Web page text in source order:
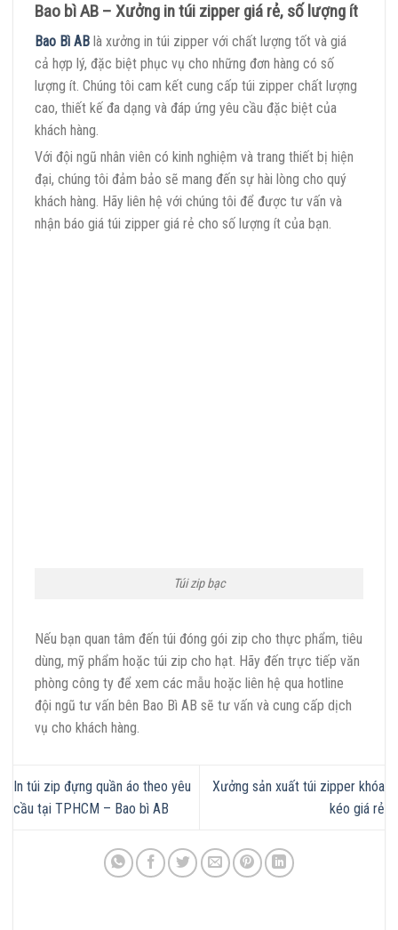
Bao bì AB – Xưởng in túi zipper giá rẻ, số lượng ít
Bao Bì AB là xưởng in túi zipper với chất lượng tốt và giá
cả hợp lý, đặc biệt phục vụ cho những đơn hàng có số
lượng ít. Chúng tôi cam kết cung cấp túi zipper chất lượng
cao, thiết kế đa dạng và đáp ứng yêu cầu đặc biệt của
khách hàng.
Với đội ngũ nhân viên có kinh nghiệm và trang thiết bị hiện
đại, chúng tôi đảm bảo sẽ mang đến sự hài lòng cho quý
khách hàng. Hãy liên hệ với chúng tôi để được tư vấn và
nhận báo giá túi zipper giá rẻ cho số lượng ít của bạn.
Túi zip bạc
Nếu bạn quan tâm đến túi đóng gói zip cho thực phẩm, tiêu
dùng, mỹ phẩm hoặc túi zip cho hạt. Hãy đến trực tiếp văn
phòng công ty để xem các mẫu hoặc liên hệ qua hotline
đội ngũ tư vấn bên Bao Bì AB sẽ tư vấn và cung cấp dịch
vụ cho khách hàng.
In túi zip đựng quần áo theo yêu
cầu tại TPHCM – Bao bì AB
Xưởng sản xuất túi zipper khóa
kéo giá rẻ